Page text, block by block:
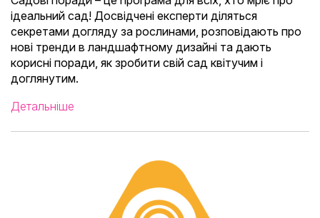
ідеальний сад! Досвідчені експерти діляться
секретами догляду за рослинами, розповідають про
нові тренди в ландшафтному дизайні та дають
корисні поради, як зробити свій сад квітучим і
доглянутим.
Детальніше